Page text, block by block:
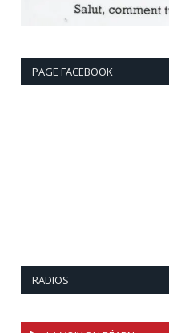
PAGE FACEBOOK
RADIOS